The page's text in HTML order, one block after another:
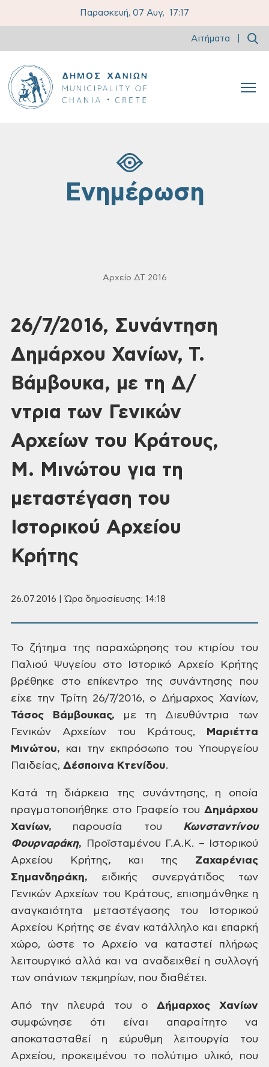
Παρασκευή, 07 Αυγ, 17:17
Αιτήματα
Ενημέρωση
Αρχείο ΔΤ 2016
26/7/2016, Συνάντηση
Δημάρχου Χανίων, Τ.
Βάμβουκα, με τη Δ/
ντρια των Γενικών
Αρχείων του Κράτους,
Μ. Μινώτου για τη
μεταστέγαση του
Ιστορικού Αρχείου
Κρήτης
26.07.2016 | Ώρα δημοσίευσης: 14:18
Το ζήτημα της παραχώρησης του κτιρίου του
Παλιού Ψυγείου στο Ιστορικό Αρχείο Κρήτης
βρέθηκε στο επίκεντρο τηςσυνάντησης που
είχε την Τρίτη 26/7/2016, ο Δήμαρχος Χανίων,
Τάσος Βάμβουκας, με τη Διευθύντρια των
Γενικών Αρχείων του Κράτους,
Μαριέττα
Μινώτου, και την εκπρόσωπο του Υπουργείου
Παιδείας, Δέσποινα Κτενίδου.
Κατά
τη διάρκεια της συνάντησης, η οποία
πραγματοποιήθηκε στο Γραφείο του Δημάρχου
Χανίων, παρουσία του Κωνσταντίνου
Φουρναράκη, Προϊσταµένου Γ.Α.Κ. – Ιστορικού
Αρχείου Κρήτης, και της Ζαχαρένιας
Σημανδηράκη, ειδικής συνεργάτιδος των
Γενικών Αρχείων του Κράτους, επισημάνθηκε η
αναγκαιότητα
μεταστέγασης του Ιστορικού
Αρχείου Κρήτης σε έναν κατάλληλο και επαρκή
χώρο, ώστε το Αρχείο να καταστεί πλήρως
λειτουργικό αλλά και να αναδειχθεί η συλλογή
των σπάνιων τεκμηρίων, που διαθέτει.
Από την πλευρά του ο Δήμαρχος Χανίων
συμφώνησε ότι είναι απαραίτητο να
αποκατασταθεί η εύρυθμη λειτουργία του
Αρχείου, προκειμένου το πολύτιμο υλικό, που